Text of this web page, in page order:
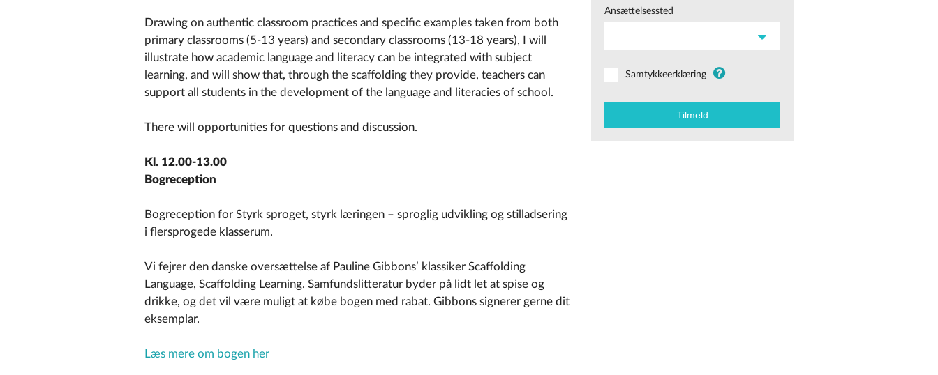
Drawing on authentic classroom practices and specific examples taken from both
primary classrooms (5-13 years) and secondary classrooms (13-18 years), I will
illustrate how academic language and literacy can be integrated with subject
learning, and will show that, through the scaffolding they provide, teachers can
support all students in the development of the language and literacies of school.
There will opportunities for questions and discussion.
Kl. 12.00-13.00
Bogreception
Bogreception for Styrk sproget, styrk læringen – sproglig udvikling og stilladsering
i flersprogede klasserum.
Vi fejrer den danske oversættelse af Pauline Gibbons’ klassiker Scaffolding
Language, Scaffolding Learning. Samfundslitteratur byder på lidt let at spise og
drikke, og det vil være muligt at købe bogen med rabat. Gibbons signerer gerne dit
eksemplar.
Læs mere om bogen her
Ansættelsessted
Samtykkeerklæring